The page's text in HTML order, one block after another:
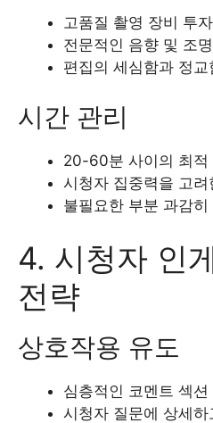
고품질 촬영 장비 투자
전문적인 음향 및 조
편집의 세심함과 정교
시간 관리
20-60분 사이의 최적
시청자 집중력을 고려
불필요한 부분 과감히
4. 시청자 인
전략
상호작용 유도
심층적인 코멘트 섹션
시청자 질문에 상세